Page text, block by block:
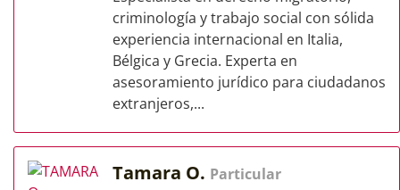
criminología y trabajo social con sólida
experiencia internacional en Italia,
Bélgica y Grecia. Experta en
asesoramiento jurídico para ciudadanos
extranjeros,...
Tamara O. Particular